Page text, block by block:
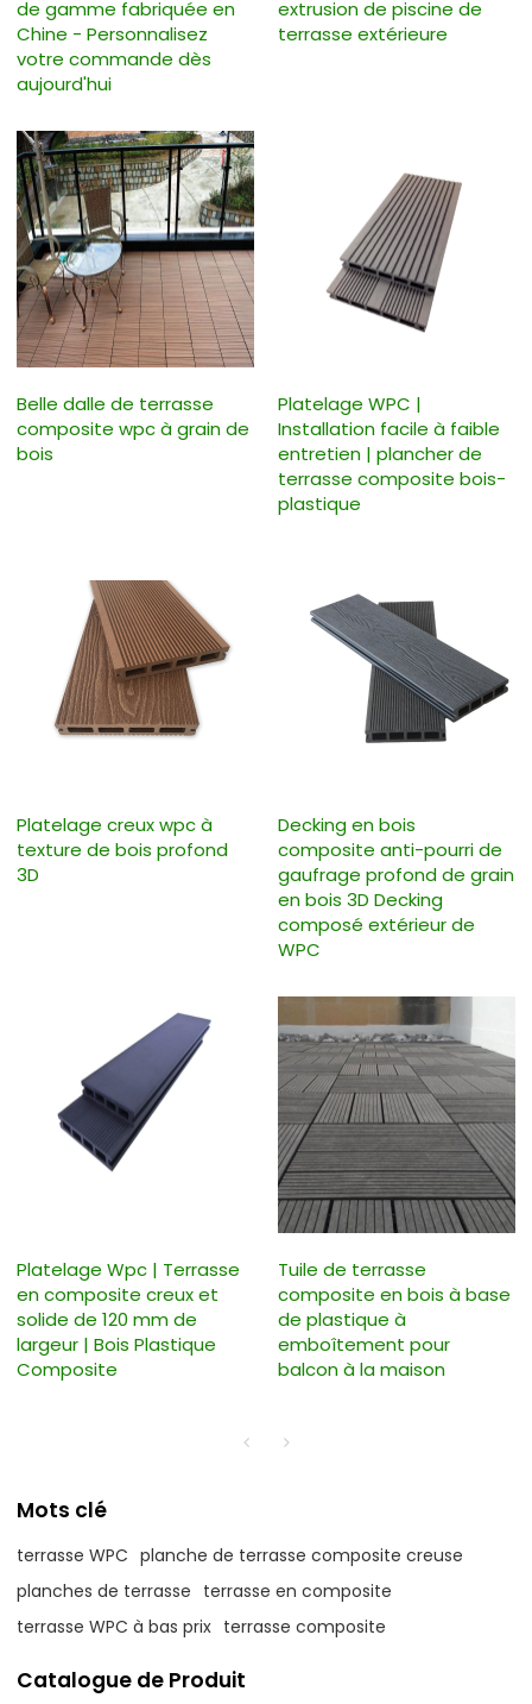
de gamme fabriquée en
Chine - Personnalisez
votre commande dès
aujourd'hui
extrusion de piscine de
terrasse extérieure
Belle dalle de terrasse
composite wpc à grain de
bois
Platelage WPC |
Installation facile à faible
entretien | plancher de
terrasse composite bois-
plastique
Platelage creux wpc à
texture de bois profond
3D
Decking en bois
composite anti-pourri de
gaufrage profond de grain
en bois 3D Decking
composé extérieur de
WPC
Platelage Wpc | Terrasse
en composite creux et
solide de 120 mm de
largeur | Bois Plastique
Composite
Tuile de terrasse
composite en bois à base
de plastique à
emboîtement pour
balcon à la maison
Mots clé
terrasse WPC planche de terrasse composite creuse
planches de terrasse terrasse en composite
terrasse WPC à bas prix terrasse composite
Catalogue de Produit